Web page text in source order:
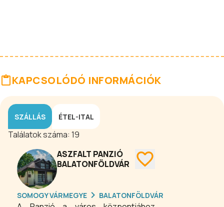
KAPCSOLÓDÓ INFORMÁCIÓK
SZÁLLÁS ÉTEL-ITAL
Találatok száma: 19
ASZFALT PANZIÓ
BALATONFÖLDVÁR
SOMOGY VÁRMEGYE BALATONFÖLDVÁR